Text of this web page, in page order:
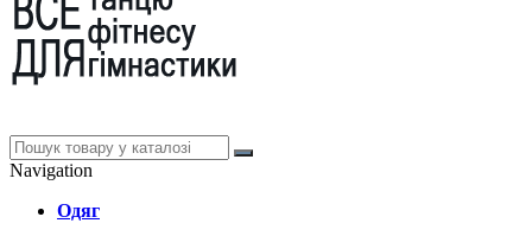
Navigation
Одяг